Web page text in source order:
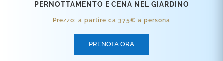
PERNOTTAMENTO E CENA NEL GIARDINO
Prezzo: a partire da 375€ a persona
PRENOTA ORA